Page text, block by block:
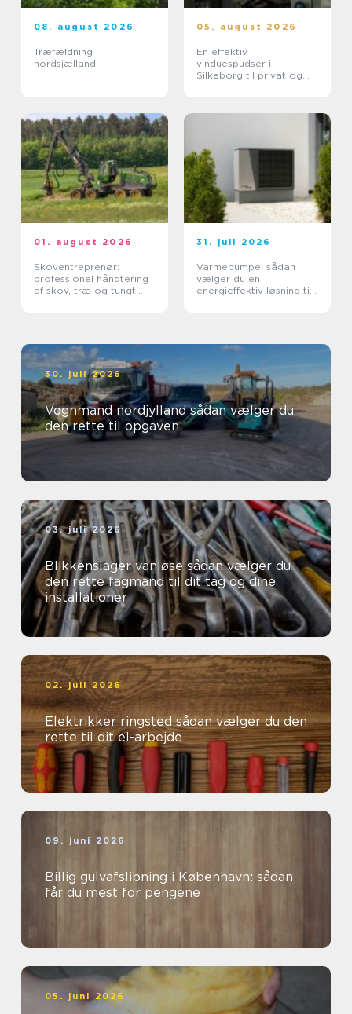
08. august 2026
Træfældning
nordsjælland
05. august 2026
En effektiv
vinduespudser i
Silkeborg til privat og
01. august 2026
Skoventreprenør:
professionel håndtering
af skov, træ og tungt
31. juli 2026
Varmepumpe: sådan
vælger du en
energieffektiv løsning til
30. juli 2026
Vognmand nordjylland sådan vælger du
den rette til opgaven
03. juli 2026
Blikkenslager vanløse sådan vælger du
den rette fagmand til dit tag og dine
installationer
02. juli 2026
Elektrikker ringsted sådan vælger du den
rette til dit el-arbejde
09. juni 2026
Billig gulvafslibning i København: sådan
får du mest for pengene
05. juni 2026